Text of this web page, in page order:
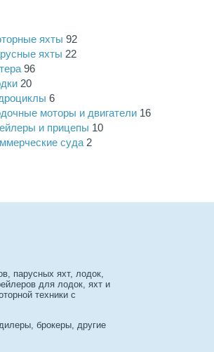
яхты 92
яхты 22
96
20
6
моторы и двигатели 16
и прицепы 10
суда 2
парусных яхт, лодок,
для лодок, яхт и
техники с
брокеры, другие